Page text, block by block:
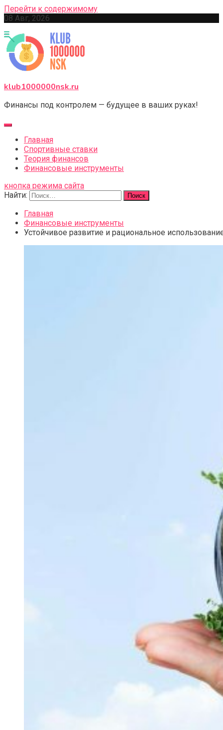
Перейти к содержимому
08 Авг, 2026
klub1000000nsk.ru
Финансы под контролем — будущее в ваших руках!
Главная
Спортивные ставки
Теория финансов
Финансовые инструменты
кнопка режима сайта
Найти:
Главная
Финансовые инструменты
Устойчивое развитие и рациональное